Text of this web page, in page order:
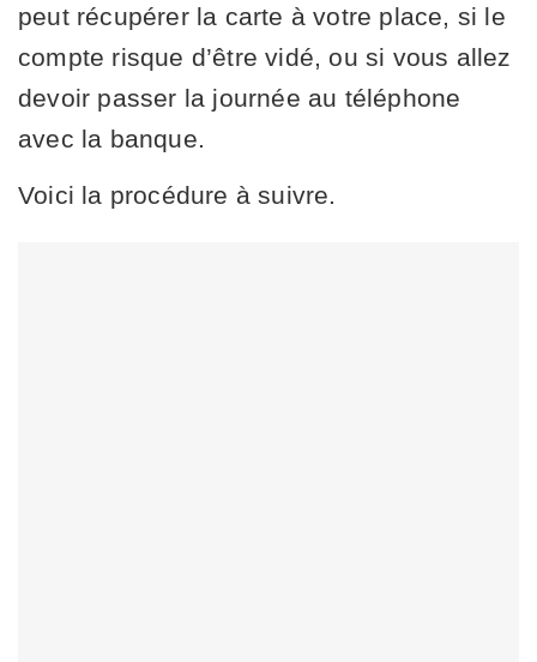
peut récupérer la carte à votre place, si le
compte risque d’être vidé, ou si vous allez
devoir passer la journée au téléphone
avec la banque.
Voici la procédure à suivre.